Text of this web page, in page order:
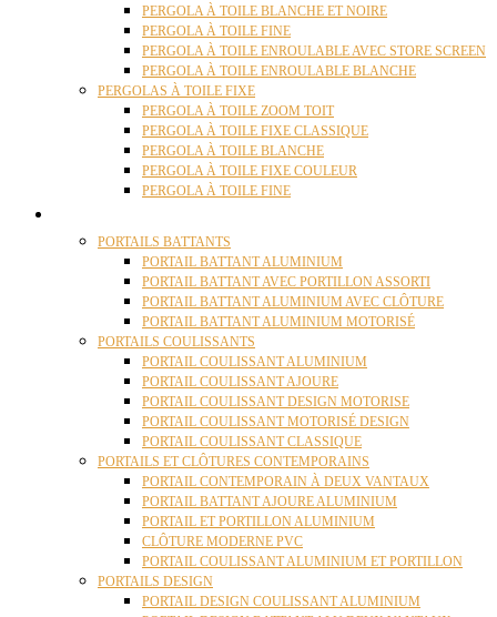
PERGOLA À TOILE BLANCHE ET NOIRE
PERGOLA À TOILE FINE
PERGOLA À TOILE ENROULABLE AVEC STORE SCREEN
PERGOLA À TOILE ENROULABLE BLANCHE
PERGOLAS À TOILE FIXE
PERGOLA À TOILE ZOOM TOIT
PERGOLA À TOILE FIXE CLASSIQUE
PERGOLA À TOILE BLANCHE
PERGOLA À TOILE FIXE COULEUR
PERGOLA À TOILE FINE
PORTAILS BATTANTS
PORTAIL BATTANT ALUMINIUM
PORTAIL BATTANT AVEC PORTILLON ASSORTI
PORTAIL BATTANT ALUMINIUM AVEC CLÔTURE
PORTAIL BATTANT ALUMINIUM MOTORISÉ
PORTAILS COULISSANTS
PORTAIL COULISSANT ALUMINIUM
PORTAIL COULISSANT AJOURE
PORTAIL COULISSANT DESIGN MOTORISE
PORTAIL COULISSANT MOTORISÉ DESIGN
PORTAIL COULISSANT CLASSIQUE
PORTAILS ET CLÔTURES CONTEMPORAINS
PORTAIL CONTEMPORAIN À DEUX VANTAUX
PORTAIL BATTANT AJOURE ALUMINIUM
PORTAIL ET PORTILLON ALUMINIUM
CLÔTURE MODERNE PVC
PORTAIL COULISSANT ALUMINIUM ET PORTILLON
PORTAILS DESIGN
PORTAIL DESIGN COULISSANT ALUMINIUM